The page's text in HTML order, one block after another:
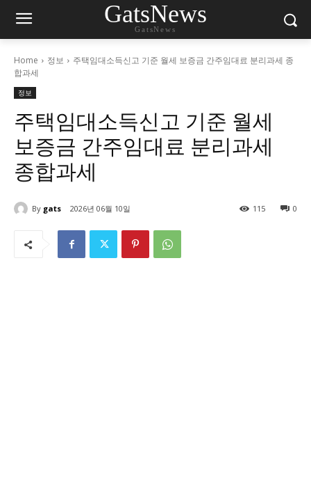
GatsNews
GatsNews
Home 정보
주택임대소득신고 기준 월세 보증금 간주임대료 분리과세 종
합과세
정보
주택임대소득신고 기준 월세
보증금 간주임대료 분리과세
종합과세
By gats 2026년 06월 10일 0
115